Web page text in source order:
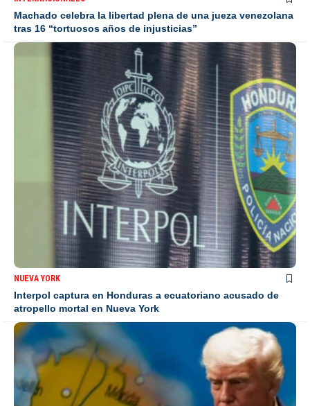
Machado celebra la libertad plena de una jueza venezolana
tras 16 “tortuosos años de injusticias”
NUEVA YORK
Interpol captura en Honduras a ecuatoriano acusado de
atropello mortal en Nueva York